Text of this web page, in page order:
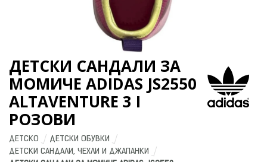
ДЕТСКИ САНДАЛИ ЗА
МОМИЧЕ ADIDAS JS2550
ALTAVENTURE 3 I
РОЗОВИ
ДЕТСКО
ДЕТСКИ ОБУВКИ
ДЕТСКИ САНДАЛИ, ЧЕХЛИ И ДЖАПАНКИ